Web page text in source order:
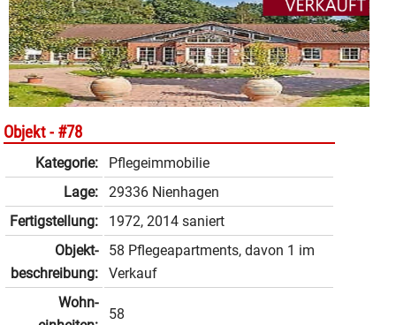
Objekt - #78
Kategorie:
Pflegeimmobilie
Lage:
29336 Nienhagen
Fertigstellung:
1972, 2014 saniert
Objekt­
beschrei­bung:
58 Pflegeapartments, davon 1 im
Verkauf
Wohn­
58